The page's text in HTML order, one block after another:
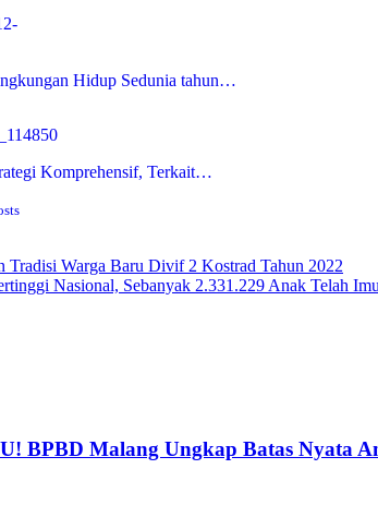
Hidup Sedunia tahun…
Komprehensif, Terkait…
Tradisi Warga Baru Divif 2 Kostrad Tahun 2022
Nasional, Sebanyak 2.331.229 Anak Telah
BPBD Malang Ungkap Batas Nyata